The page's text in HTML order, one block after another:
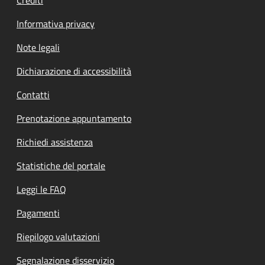
Informativa privacy
Note legali
Dichiarazione di accessibilità
Contatti
Prenotazione appuntamento
Richiedi assistenza
Statistiche del portale
Leggi le FAQ
Pagamenti
Riepilogo valutazioni
Segnalazione disservizio